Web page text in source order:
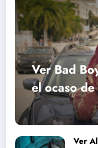
Ver Bad
el ocaso
Ver